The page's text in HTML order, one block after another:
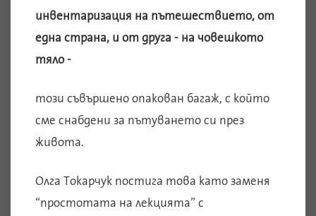
инвентаризация на пътешествието, от
една страна, и от друга - на човешкото
тяло -
този съвършено опакован багаж, с който
сме снабдени за пътуването си през
живота.
Олга Токарчук постига това като заменя
“простотата на лекцията” с